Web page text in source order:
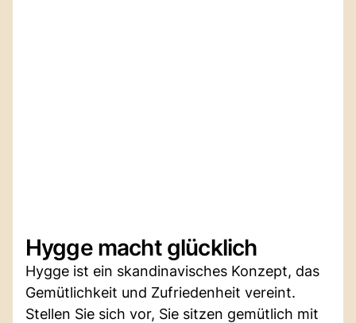
Hygge macht glücklich
Hygge ist ein skandinavisches Konzept, das
Gemütlichkeit und Zufriedenheit vereint.
Stellen Sie sich vor, Sie sitzen gemütlich mit